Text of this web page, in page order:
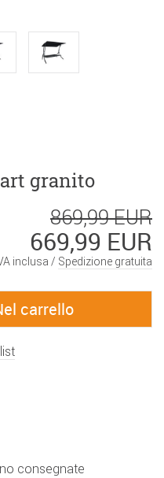
granito
869,99 EUR
669,99 EUR
inclusa / Spedizione gratuita
consegnate